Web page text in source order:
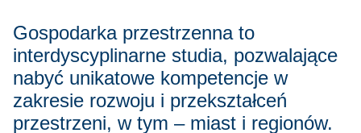
Gospodarka przestrzenna to
interdyscyplinarne studia, pozwalające
nabyć unikatowe kompetencje w
zakresie rozwoju i przekształceń
przestrzeni, w tym – miast i regionów.